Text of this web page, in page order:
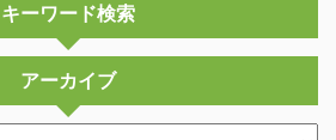
キーワード検索
アーカイブ